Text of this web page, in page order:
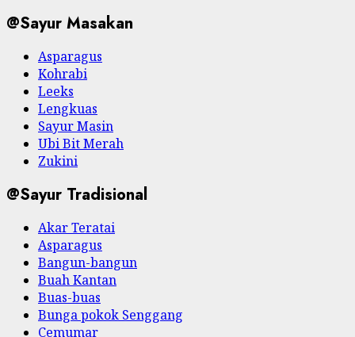
@Sayur Masakan
Asparagus
Kohrabi
Leeks
Lengkuas
Sayur Masin
Ubi Bit Merah
Zukini
@Sayur Tradisional
Akar Teratai
Asparagus
Bangun-bangun
Buah Kantan
Buas-buas
Bunga pokok Senggang
Cemumar